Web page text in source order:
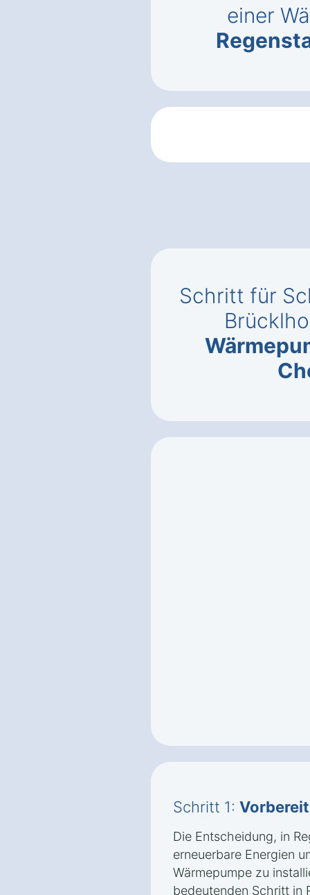
einer
Schritt für
Schritt 1:
Die Entscheidung, in
erneuerbare Energien
Wärmepumpe zu
bedeutenden Schritt in